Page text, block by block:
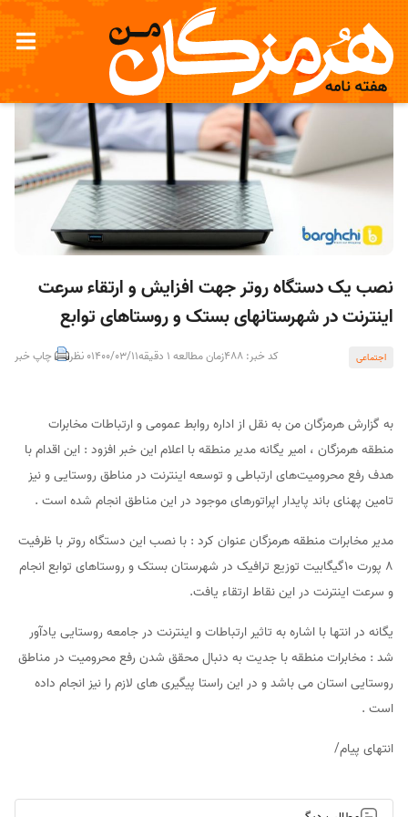
نصب یک دستگاه روتر جهت افزایش و ارتقاء سرعت
اینترنت در شهرستانهای بستک و روستاهای توابع
اجتماعی کد خبر: 488 زمان مطالعه 1 دقیقه 1400/03/110 نظر چاپ خبر
به گزارش هرمزگان من به نقل از اداره روابط عمومی و ارتباطات مخابرات
منطقه هرمزگان ، امیر یگانه مدیر منطقه با اعلام این خبر افزود : این اقدام‌ با
هدف رفع محرومیت‌های ارتباطی و توسعه اینترنت در مناطق روستایی و نیز
تامین پهنای باند پایدار اپراتور‌های موجود در این مناطق انجام شده است .
مدیر مخابرات منطقه هرمزگان عنوان کرد : با نصب این دستگاه روتر با ظرفیت
8 پورت 10گیگابیت توزیع ترافیک در شهرستان بستک و روستاهای توابع انجام
و سرعت اینترنت در این نقاط ارتقاء یافت.
یگانه در انتها با اشاره به تاثیر ارتباطات و اینترنت در جامعه روستایی یادآور
شد : مخابرات منطقه با جدیت به دنبال محقق شدن رفع محرومیت در مناطق
روستایی استان می باشد و در این راستا پیگیری های لازم را نیز انجام داده
است .
انتهای پیام/